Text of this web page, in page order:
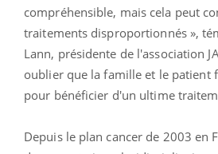
compréhensible, mais cela peut
traitements disproportionnés »,
Lann, présidente de l'association
oublier que la famille et le patient
pour bénéficier d'un ultime
Depuis le plan cancer de 2003 en